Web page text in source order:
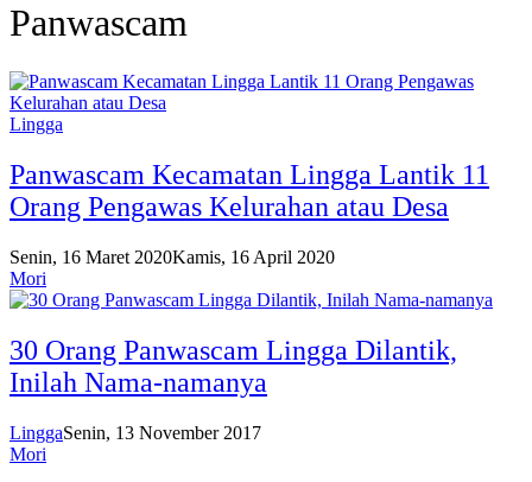
Panwascam
Lingga
Panwascam Kecamatan Lingga Lantik 11
Orang Pengawas Kelurahan atau Desa
Senin, 16 Maret 2020Kamis, 16 April 2020
Mori
30 Orang Panwascam Lingga Dilantik,
Inilah Nama-namanya
LinggaSenin, 13 November 2017
Mori